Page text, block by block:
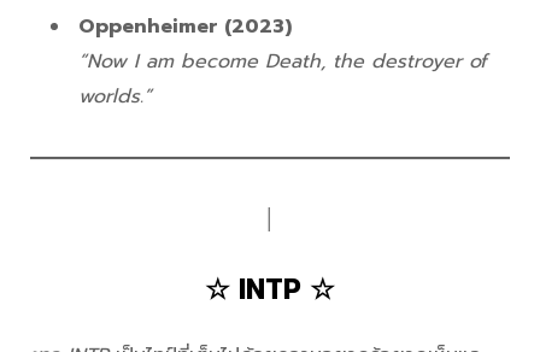
Oppenheimer (2023)
“Now I am become Death, the destroyer of
worlds.”
☆ INTP ☆